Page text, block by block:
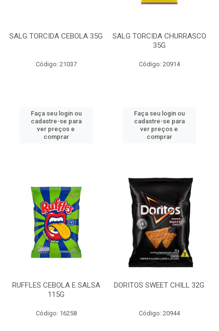
SALG TORCIDA CEBOLA 35G
Código: 21037
Faça seu login ou
cadastre-se para
ver preços e
comprar
SALG TORCIDA CHURRASCO
35G
Código: 20914
Faça seu login ou
cadastre-se para
ver preços e
comprar
RUFFLES CEBOLA E SALSA
115G
Código: 16258
DORITOS SWEET CHILL 32G
Código: 20944